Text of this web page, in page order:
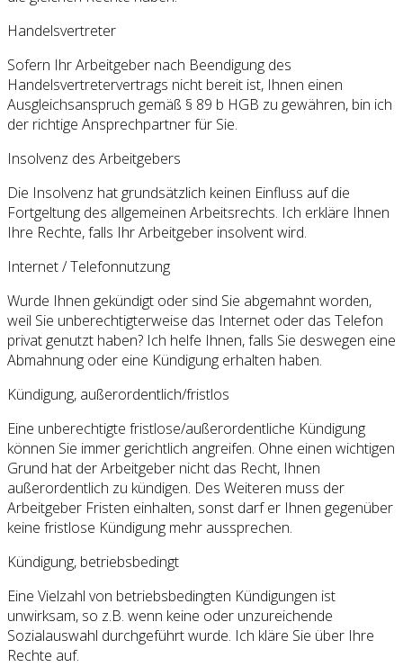
Handelsvertreter
Sofern Ihr Arbeitgeber nach Beendigung des
Handelsvertretervertrags nicht bereit ist, Ihnen einen
Ausgleichsanspruch gemäß § 89 b HGB zu gewähren, bin ich
der richtige Ansprechpartner für Sie.
Insolvenz des Arbeitgebers
Die Insolvenz hat grundsätzlich keinen Einfluss auf die
Fortgeltung des allgemeinen Arbeitsrechts. Ich erkläre Ihnen
Ihre Rechte, falls Ihr Arbeitgeber insolvent wird.
Internet / Telefonnutzung
Wurde Ihnen gekündigt oder sind Sie abgemahnt worden,
weil Sie unberechtigterweise das Internet oder das Telefon
privat genutzt haben? Ich helfe Ihnen, falls Sie deswegen eine
Abmahnung oder eine Kündigung erhalten haben.
Kündigung, außerordentlich/fristlos
Eine unberechtigte fristlose/außerordentliche Kündigung
können Sie immer gerichtlich angreifen. Ohne einen wichtigen
Grund hat der Arbeitgeber nicht das Recht, Ihnen
außerordentlich zu kündigen. Des Weiteren muss der
Arbeitgeber Fristen einhalten, sonst darf er Ihnen gegenüber
keine fristlose Kündigung mehr aussprechen.
Kündigung, betriebsbedingt
Eine Vielzahl von betriebsbedingten Kündigungen ist
unwirksam, so z.B. wenn keine oder unzureichende
Sozialauswahl durchgeführt wurde. Ich kläre Sie über Ihre
Rechte auf.